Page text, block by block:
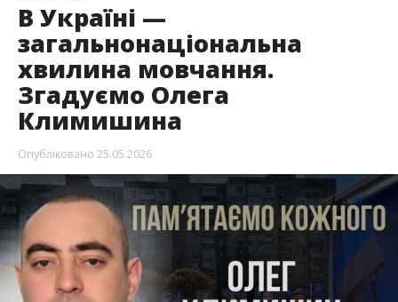
В Україні —
загальнонаціональна
хвилина мовчання.
Згадуємо Олега
Климишина
Опубліковано 25.05.2026